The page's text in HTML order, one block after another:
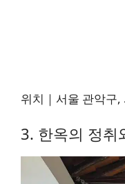
위치｜서울 관악구,
3. 한옥의 정취